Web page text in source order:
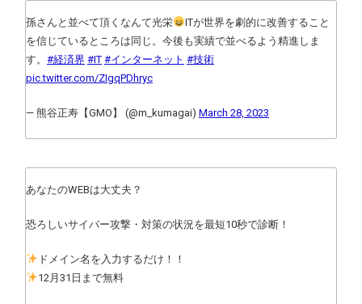
孫さんと並べて頂くなんて光栄
ITが世界を劇的に改善すること
を信じているところは同じ。今後も実績で並べるよう精進しま
す。 #経済界 #IT #インターネット #技術
pic.twitter.com/ZIgqPDhryc
— 熊谷正寿【GMO】 (@m_kumagai) March 28, 2023
あなたのWEBは大丈夫？
恐ろしいサイバー攻撃・対策の状況を最短10秒で診断！
ドメイン名を入力するだけ！！
12月31日まで無料